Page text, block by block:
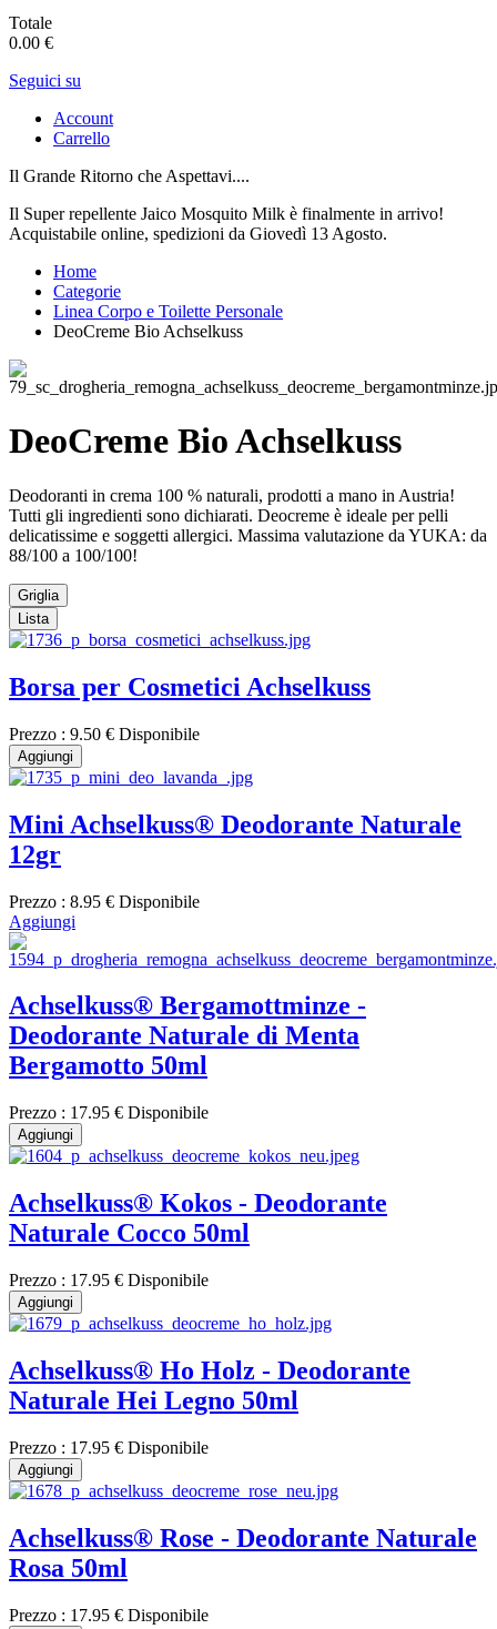
Totale
0.00 €
Seguici su
Account
Carrello
Il Grande Ritorno che Aspettavi....
Il Super repellente Jaico Mosquito Milk è finalmente in arrivo!
Acquistabile online, spedizioni da Giovedì 13 Agosto.
Home
Categorie
Linea Corpo e Toilette Personale
DeoCreme Bio Achselkuss
DeoCreme Bio Achselkuss
Deodoranti in crema 100 % naturali, prodotti a mano in Austria!
Tutti gli ingredienti sono dichiarati. Deocreme è ideale per pelli
delicatissime e soggetti allergici. Massima valutazione da YUKA: da
88/100 a 100/100!
Griglia
Lista
Borsa per Cosmetici Achselkuss
Prezzo : 9.50 € Disponibile
Aggiungi
Mini Achselkuss® Deodorante Naturale
12gr
Prezzo : 8.95 € Disponibile
Aggiungi
Achselkuss® Bergamottminze -
Deodorante Naturale di Menta
Bergamotto 50ml
Prezzo : 17.95 € Disponibile
Aggiungi
Achselkuss® Kokos - Deodorante
Naturale Cocco 50ml
Prezzo : 17.95 € Disponibile
Aggiungi
Achselkuss® Ho Holz - Deodorante
Naturale Hei Legno 50ml
Prezzo : 17.95 € Disponibile
Aggiungi
Achselkuss® Rose - Deodorante Naturale
Rosa 50ml
Prezzo : 17.95 € Disponibile